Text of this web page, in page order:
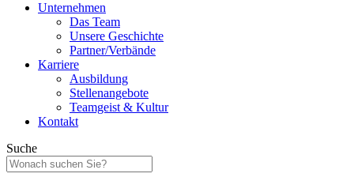
Unternehmen
Das Team
Unsere Geschichte
Partner/Verbände
Karriere
Ausbildung
Stellenangebote
Teamgeist & Kultur
Kontakt
Suche